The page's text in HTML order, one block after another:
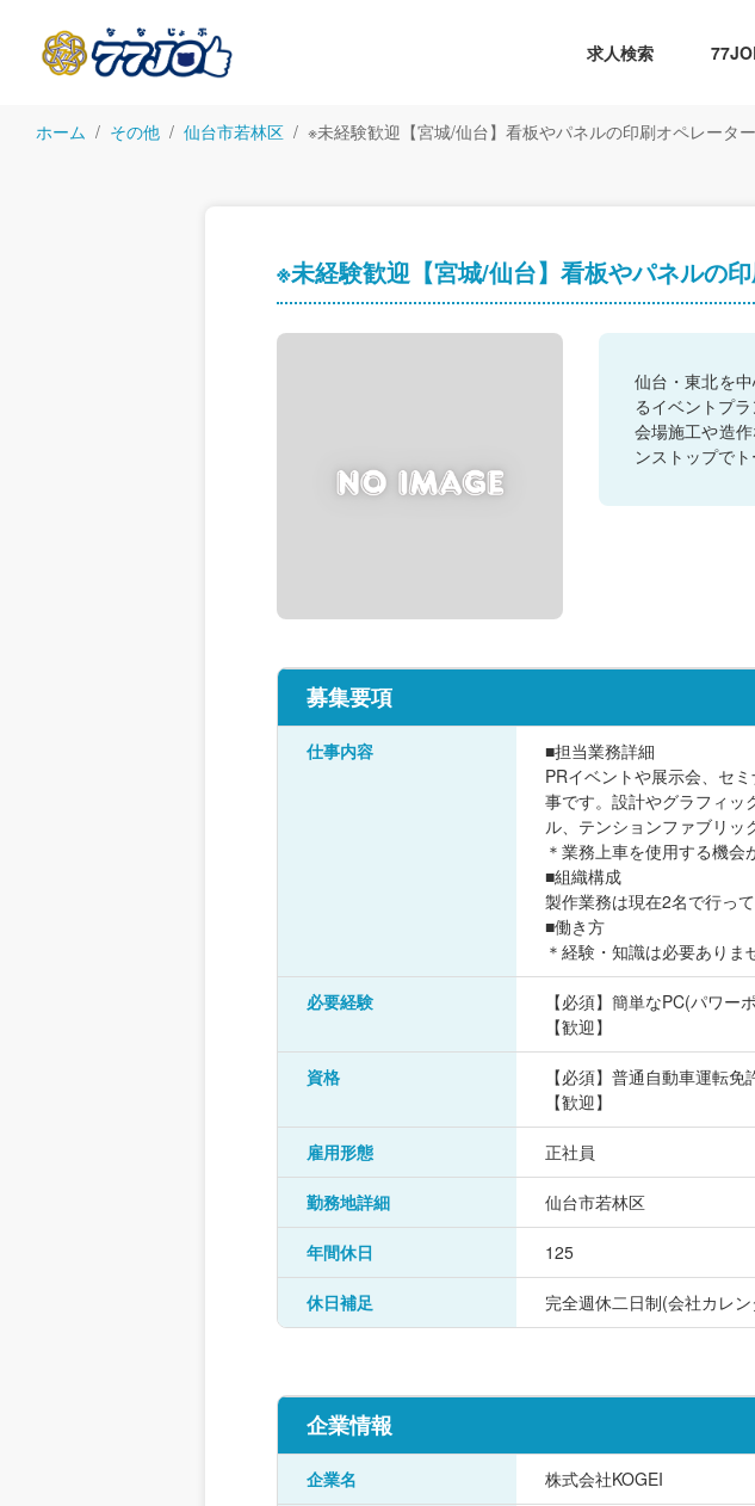
求人検索
ホーム その他 仙台市若林区 ※未経験歓迎【宮城/仙台】看板やパネルの印刷オペレータ
※未経験歓迎【宮城/仙台】看板やパネルの
仙台・東北を
るイベントプラ
会場施工や造
ンストップで
募集要項
仕事内容
■担当業務詳細
PRイベントや展示会、セ
事です。設計やグラフィッ
ル、テンションファブリッ
＊業務上車を使用する機会
■組織構成
製作業務は現在2名で行って
■働き方
＊経験・知識は必要ありま
必要経験
【必須】簡単なPC(パワー
【歓迎】
資格
【必須】普通自動車運転免
【歓迎】
雇用形態 正社員
勤務地詳細 仙台市若林区
年間休日 125
休日補足 完全週休二日制(会社カレ
企業情報
企業名 株式会社KOGEI